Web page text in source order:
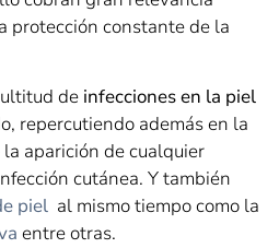
protección constante de la
de infecciones en la piel
repercutiendo además en la
aparición de cualquier
cutánea. Y también
piel al mismo tiempo como la
entre otras.